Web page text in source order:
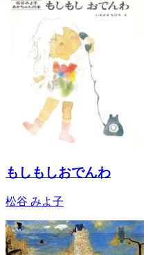
もしもしおでんわ
松谷 みよ子